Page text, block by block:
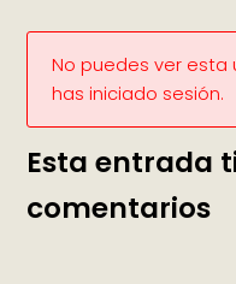
No puedes ver
has iniciado sesión.
Esta entrada
comentarios